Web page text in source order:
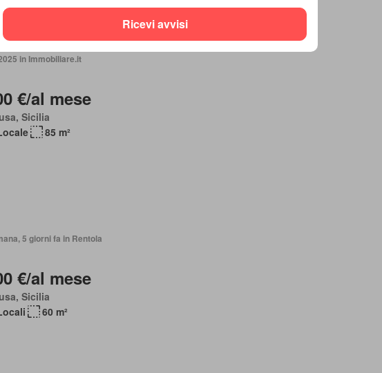
in Immobiliare.it
€/al mese
Sicilia
85 m²
5 giorni fa in Rentola
€/al mese
Sicilia
60 m²
Ricevi avvisi